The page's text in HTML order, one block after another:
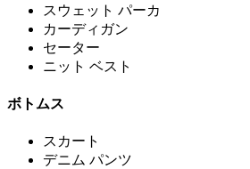
スウェット パーカ
カーディガン
セーター
ニット ベスト
ボトムス
スカート
デニム パンツ